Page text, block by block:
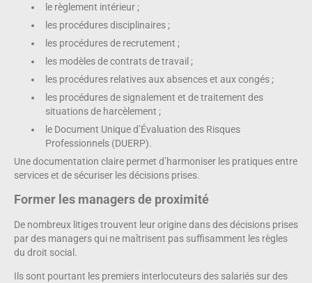
le règlement intérieur ;
les procédures disciplinaires ;
les procédures de recrutement ;
les modèles de contrats de travail ;
les procédures relatives aux absences et aux congés ;
les procédures de signalement et de traitement des
situations de harcèlement ;
le Document Unique d’Évaluation des Risques
Professionnels (DUERP).
Une documentation claire permet d’harmoniser les pratiques entre
services et de sécuriser les décisions prises.
Former les managers de proximité
De nombreux litiges trouvent leur origine dans des décisions prises
par des managers qui ne maîtrisent pas suffisamment les règles
du droit social.
Ils sont pourtant les premiers interlocuteurs des salariés sur des